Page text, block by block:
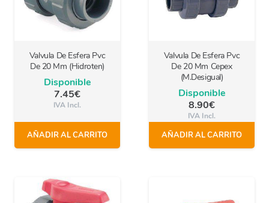
Valvula De Esfera Pvc
De 20 Mm (Hidroten)
Disponible
7.45€
IVA Incl.
AÑADIR AL CARRITO
Valvula De Esfera Pvc
De 20 Mm Cepex
(M.Desigual)
Disponible
8.90€
IVA Incl.
AÑADIR AL CARRITO